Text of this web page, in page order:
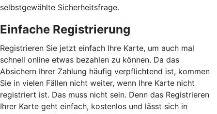
selbstgewählte Sicherheitsfrage.
Einfache Registrierung
Registrieren Sie jetzt einfach Ihre Karte, um auch mal
schnell online etwas bezahlen zu können. Da das
Absichern Ihrer Zahlung häufig verpflichtend ist, kommen
Sie in vielen Fällen nicht weiter, wenn Ihre Karte nicht
registriert ist. Das muss nicht sein. Denn das Registrieren
Ihrer Karte geht einfach, kostenlos und lässt sich in